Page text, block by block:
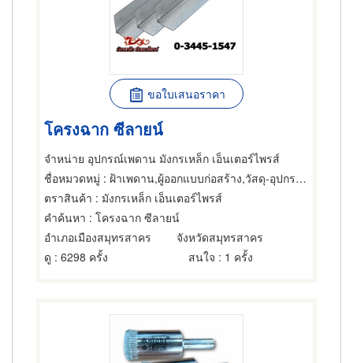
ขอใบเสนอราคา
โครงฉาก ซีลายน์
จำหน่าย อุปกรณ์เพดาน มังกรเหล็ก เอ็นเตอร์ไพรส์
ชื่อหมวดหมู่ : ฝ้าเพดาน,ผู้ออกแบบก่อสร้าง,วัสดุ-อุปกรณ์ก่อสร้าง
ตราสินค้า : มังกรเหล็ก เอ็นเตอร์ไพรส์
คำค้นหา : โครงฉาก ซีลายน์
อำเภอเมืองสมุทรสาคร
จังหวัดสมุทรสาคร
ดู : 6298 ครั้ง สนใจ : 1 ครั้ง